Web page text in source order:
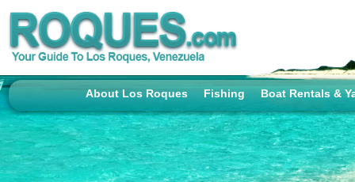
About Los Roques Fishing Boat Rentals &